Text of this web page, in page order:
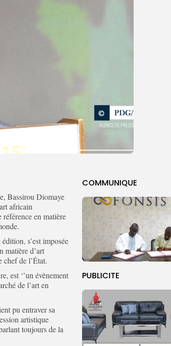
COMMUNIQUE
PUBLICITE
Bassirou Diomaye
africain
en matière
s’est imposée
matière d’art
chef de l’État.
est ‘’un évènement
de l’art en
pu entraver sa
artistique
toujours de la